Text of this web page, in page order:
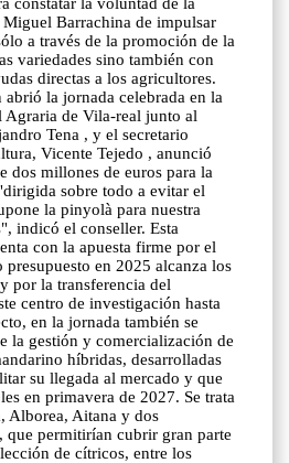
Barrachina de impulsar
a través de la promoción de la
variedades sino también con
directas a los agricultores.
la jornada celebrada en la
Agraria de Vila-real junto al
Tena , y el secretario
Vicente Tejedo , anunció
dos millones de euros para la
sobre todo a evitar el
la pinyolà para nuestra
indicó el conseller. Esta
con la apuesta firme por el
en 2025 alcanza los
por la transferencia del
centro de investigación hasta
en la jornada también se
la gestión y comercialización de
híbridas, desarrolladas
su llegada al mercado y que
en primavera de 2027. Se trata
Alborea, Aitana y dos
que permitirían cubrir gran parte
de cítricos, entre los